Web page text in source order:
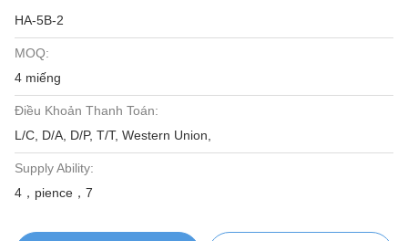
HA-5B-2
MOQ:
4 miếng
Điều Khoản Thanh Toán:
L/C, D/A, D/P, T/T, Western Union,
Supply Ability:
4，pience，7